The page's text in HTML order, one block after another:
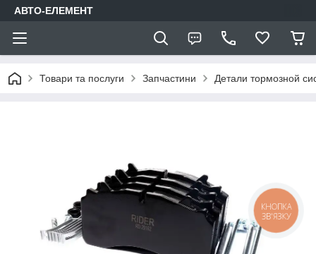
АВТО-ЕЛЕМЕНТ
Товари та послуги Запчастини Детали тормозной
КНОПКА
ЗВ'ЯЗКУ